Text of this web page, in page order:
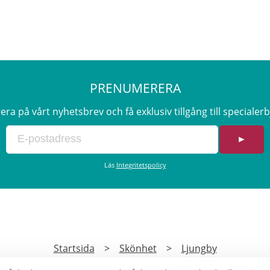
PRENUMERERA
på vårt nyhetsbrev och få exklusiv tillgång till
►
Läs Integritetspolicy
Startsida > Skönhet > Ljungby